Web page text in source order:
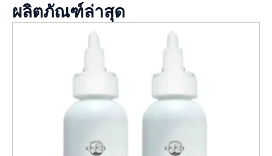
ผลิตภัณฑ์ล่าสุด